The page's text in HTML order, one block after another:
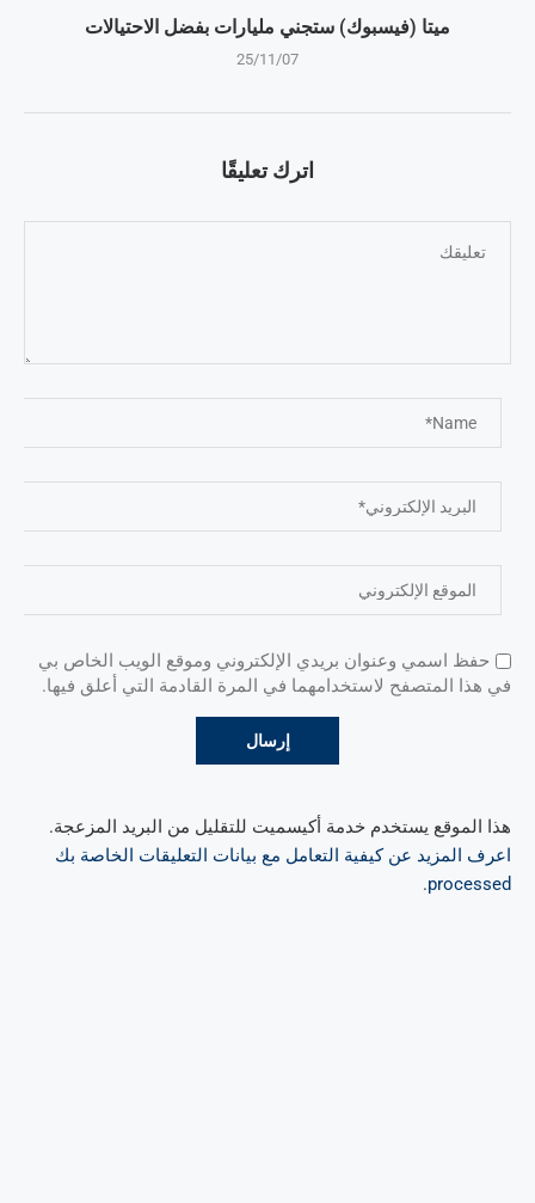
ميتا (فيسبوك) ستجني مليارات بفضل الاحتيالات
25/11/07
اترك تعليقًا
حفظ اسمي وعنوان بريدي الإلكتروني وموقع الويب الخاص بي
في هذا المتصفح لاستخدامهما في المرة القادمة التي أعلق فيها.
هذا الموقع يستخدم خدمة أكيسميت للتقليل من البريد المزعجة.
اعرف المزيد عن كيفية التعامل مع بيانات التعليقات الخاصة بك
processed
.